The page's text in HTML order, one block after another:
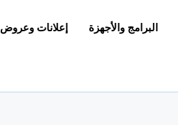
البرامج والأجهزة إعلانات وعروض